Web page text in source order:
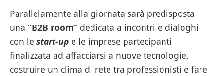
Parallelamente alla giornata sarà predisposta
una “B2B room” dedicata a incontri e dialoghi
con le start-up e le imprese partecipanti
finalizzata ad affacciarsi a nuove tecnologie,
costruire un clima di rete tra professionisti e fare